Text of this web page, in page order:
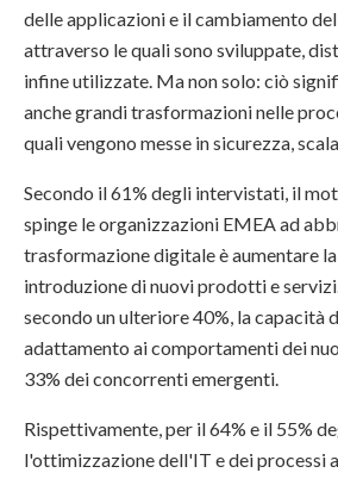
delle applicazioni e il cambiamento
attraverso le quali sono sviluppate,
infine utilizzate. Ma non solo: ciò
anche grandi trasformazioni nelle
quali vengono messe in sicurezza,
Secondo il 61% degli intervistati, il
spinge le organizzazioni EMEA ad
trasformazione digitale è aumentare
introduzione di nuovi prodotti e
secondo un ulteriore 40%, la capacità
adattamento ai comportamenti dei
33% dei concorrenti emergenti.
Rispettivamente, per il 64% e il 55%
l'ottimizzazione dell'IT e dei processi